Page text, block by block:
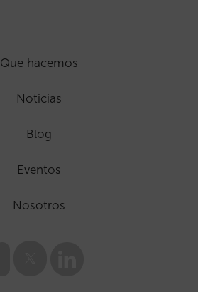
Que hacemos
Noticias
Blog
Eventos
Nosotros